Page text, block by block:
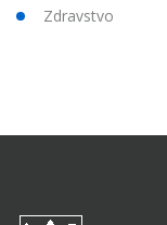
Zdravstvo